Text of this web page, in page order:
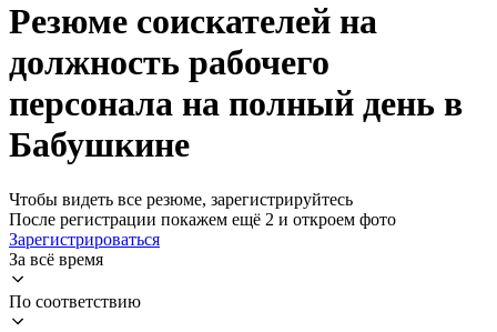
Резюме соискателей на
должность рабочего
персонала на полный день в
Бабушкине
Чтобы видеть все резюме, зарегистрируйтесь
После регистрации покажем ещё 2 и откроем фото
Зарегистрироваться
За всё время
По соответствию